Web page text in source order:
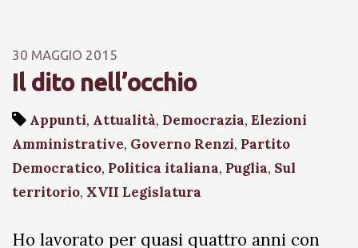
30 MAGGIO 2015
Il dito nell’occhio
Appunti, Attualità, Democrazia, Elezioni
Amministrative, Governo Renzi, Partito
Democratico, Politica italiana, Puglia, Sul
territorio, XVII Legislatura
Ho lavorato per quasi quattro anni con